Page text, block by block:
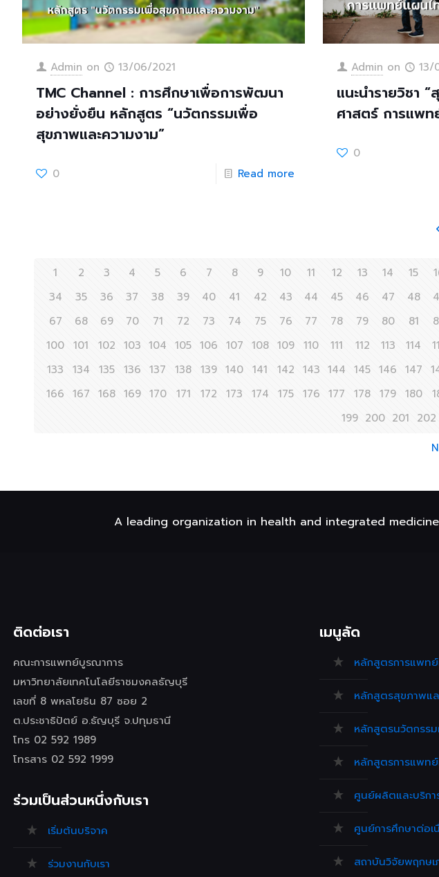
Admin on 13/06/2021
TMC Channel : การศึกษาเพื่อการพัฒนา
อย่างยั่งยืน หลักสูตร “นวัตกรรมเพื่อ
สุขภาพและความงาม”
0 Read more
Admin on 13/
แนะนำรายวิชา
ศาสตร์ การแพท
0
1 2 3 4 5 6 7 8 9 10 11 12 13 14 15
34
35 36 37 38 39 40 41 42 43 44 45 46 47 48
67
68 69 70 71 72 73 74 75 76 77 78 79 80 81
100 101 102 103 104 105 106 107 108 109 110 111 112 113 114
133
134 135 136 137 138 139 140 141 142 143 144 145 146 147
166 167 168 169 170 171 172 173 174 175 176 177 178 179 180
199 200 201 202
A leading organization in health and integrated
ติดต่อเรา
คณะการแพทย์บูรณาการ
มหาวิทยาลัยเทคโนโลยีราชมงคลธัญบุรี
เลขที่ 8 พหลโยธิน 87 ซอย 2
ต.ประชาธิปัตย์ อ.ธัญบุรี จ.ปทุมธานี
โทร 02 592 1989
โทรสาร 02 592 1999
ร่วมเป็นส่วนหนึ่งกับเรา
เริ่มต้นบริจาค
ร่วมงานกับเรา
เมนูลัด
หลักสูตรการแพท
หลักสูตรสุขภาพแล
หลักสูตรนวัตกร
หลักสูตรการแพทย์
ศูนย์ผลิตและบริก
ศูนย์การศึกษาต่อเ
สถาบันวิจัยพฤกษ